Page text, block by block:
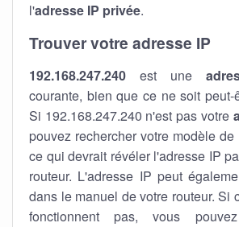
l'adresse IP privée.
Trouver votre adresse IP
192.168.247.240 est une
courante, bien que ce ne soit peut-
Si 192.168.247.240 n'est pas votre
pouvez rechercher votre modèle
ce qui devrait révéler l'adresse IP
routeur. L'adresse IP peut
dans le manuel de votre routeur. Si
fonctionnent pas, vous